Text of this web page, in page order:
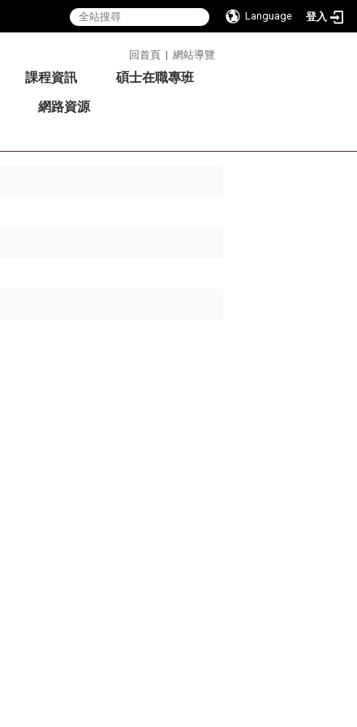
Language 登入
回首頁 | 網站導覽
課程資訊
碩士在職專班
網路資源